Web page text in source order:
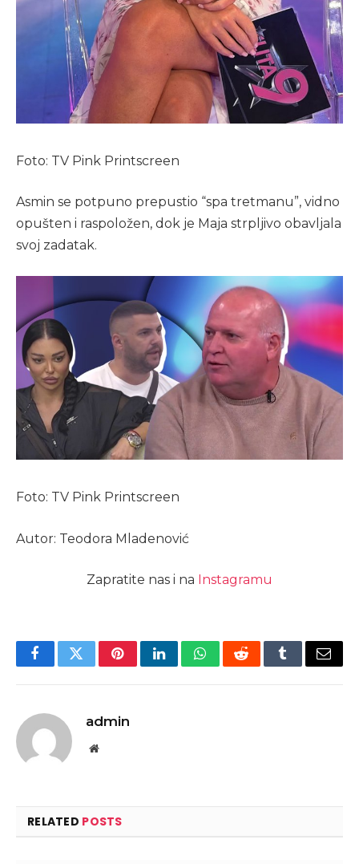
Foto: TV Pink Printscreen
Asmin se potpuno prepustio “spa tretmanu”, vidno
opušten i raspoložen, dok je Maja strpljivo obavljala
svoj zadatak.
Foto: TV Pink Printscreen
Autor: Teodora Mladenović
Zapratite nas i na Instagramu
FacebookTwitterPinterestLinkedInWhatsAppRedditTumblrEmail
admin
Website
RELATED POSTS